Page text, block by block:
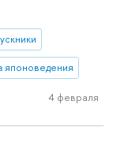
японоведения
4 февраля